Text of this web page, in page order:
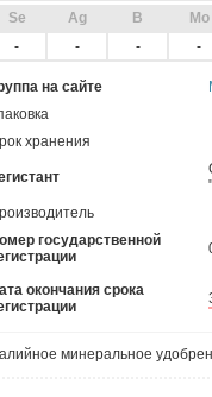
Sе
Ag B
Mo
-
- - -
на сайте
хранения
государственной
окончания срока
минеральное